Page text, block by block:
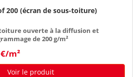
200 (écran de sous-toiture)
ouverte à la diffusion et
de 200 g/m²
m²
Voir le produit